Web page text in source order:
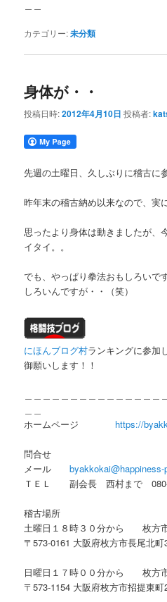
カテゴリー:未分類
身体が・・
投稿日時:2012年4月10日 投稿者:
先週の土曜日、久しぶりに稽古に
昨年末の稽古納め以来なので、実
思ったより身体は動きましたが、
イタイ。。
でも、やっぱり拳法おもしろいで
しろいんですが・・（笑）
にほんブログ村ランキングに参加
御願いします！！
ホームページ https://
問合せ
メールbyakkokai@happiness-
ＴＥＬ 副会長 西村まで 080-
稽古場所
土曜日１８時３０分から 枚方
〒573-0161 大阪府枚方市長尾北町
日曜日１７時００分から 枚方
〒573-1154 大阪府枚方市招提東町